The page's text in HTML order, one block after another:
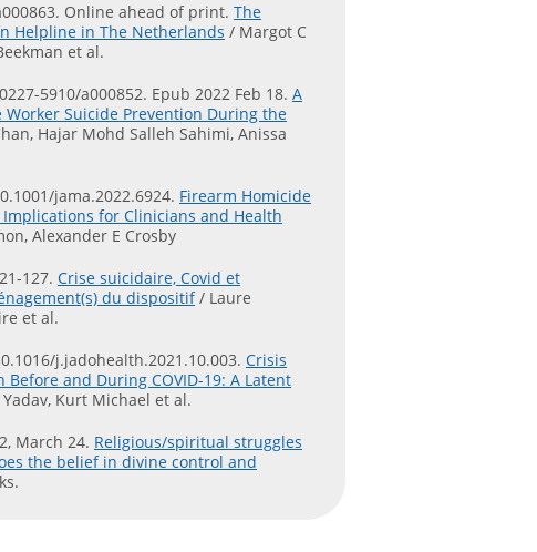
Online ahead of print. The
Helpline in The Netherlands / Margot C
et al.
5910/a000852. Epub 2022 Feb 18. A
Suicide Prevention During the
Hajar Mohd Salleh Sahimi, Anissa
jama.2022.6924. Firearm Homicide
for Clinicians and Health
Alexander E Crosby
127. Crise suicidaire, Covid et
du dispositif/ Laure
et al.
j.jadohealth.2021.10.003. Crisis
and During COVID-19: A Latent
Kurt Michael et al.
March 24. Religious/spiritual struggles
the belief in divine control and